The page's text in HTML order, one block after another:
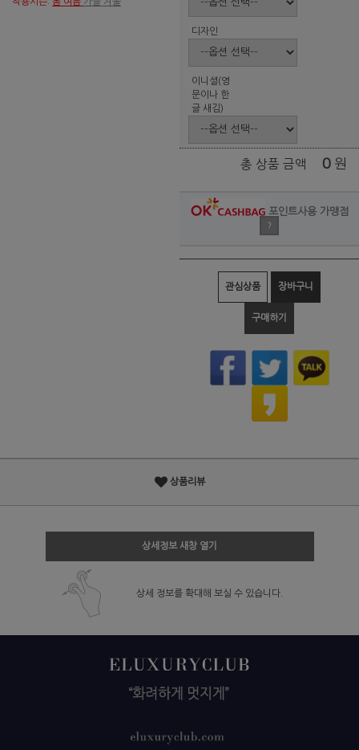
디자인
이니셜(영
문이나 한
글 새김)
총 상품 금액 0 원
포인트사용 가맹점
?
관심상품 장바구니
구매하기
상품리뷰
상세정보 새창 열기
상세 정보를 확대해 보실 수 있습니다.